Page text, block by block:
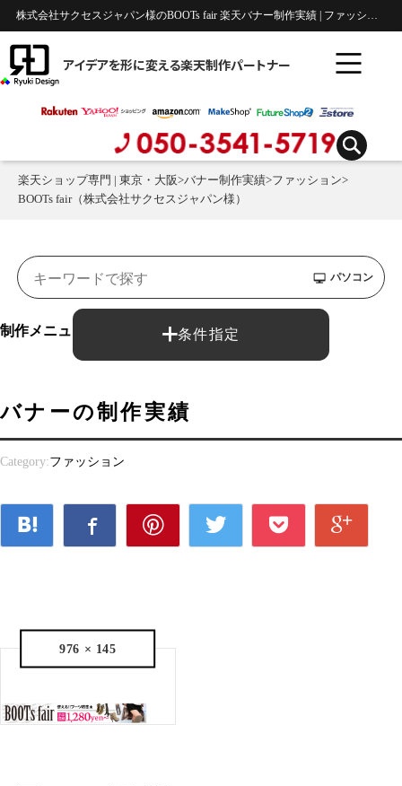
株式会社サクセスジャパン様のBOOTs fair 楽天バナー制作実績 | ファッション
アイデアを形に変える楽天制作パートナー
楽天ショップ専門 | 東京・大阪>バナー制作実績>ファッション>
BOOTs fair（株式会社サクセスジャパン様）
条件指定
パソコン
制作メニュー： バナー制作
バナーの制作実績
Category:ファッション
976 × 145